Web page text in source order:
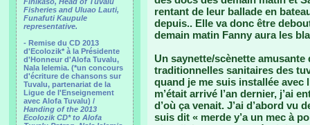
Fisheries and Uluao Lauti,
Funafuti Kaupule
representative.
- Remise du CD 2013
d'Ecolozik* à la Présidente
d'Honneur d'Alofa Tuvalu,
Nala Ielemia. (*un concours
d'écriture de chansons sur
Tuvalu, partenariat de la
Ligue de l'Enseignement
avec Alofa Tuvalu) /
Handing of the 2013
Ecolozik CD* to Alofa
rentant de leur ballade en
depuis.. Elle va donc être
demain matin Fanny aura les
Un saynette/scènette
traditionnelles sanitaires des
quand je me suis installée avec
m’était arrivé l’an dernier, j’ai
d’où ça venait. J’ai d’abord vu
suis dit « merde y’a un mec à